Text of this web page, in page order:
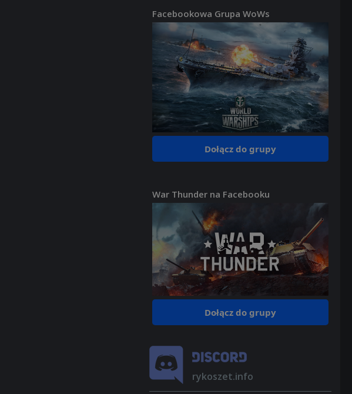
Facebookowa Grupa WoWs
Dołącz do grupy
War Thunder na Facebooku
Dołącz do grupy
rykoszet.info